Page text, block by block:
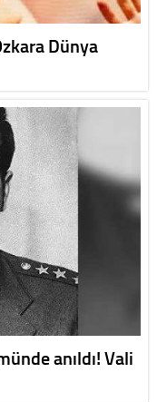
Dünya
anıldı! Vali